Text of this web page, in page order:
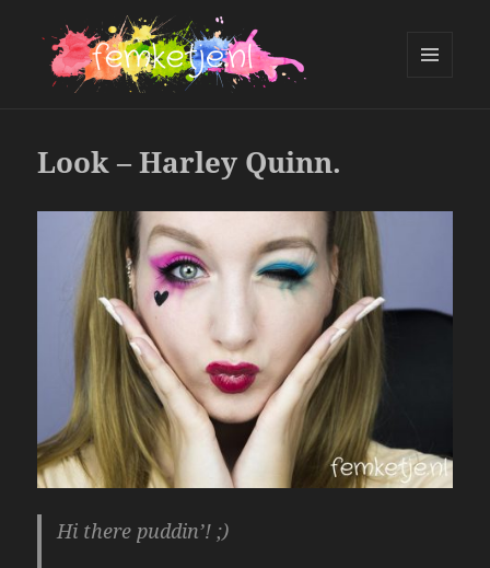
Look – Harley Quinn.
Hi there puddin’! ;)